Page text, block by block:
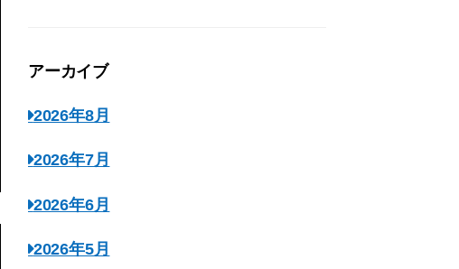
アーカイブ
2026年8月
2026年7月
2026年6月
2026年5月